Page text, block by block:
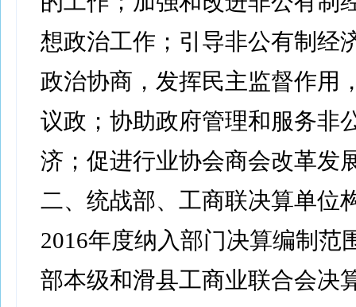
想政治工作；引导非公有制经
政治协商，发挥民主监督作用
议政；协助政府管理和服务非
济；促进行业协会商会改革发
二、统战部、工商联决算单位
2016年度纳入部门决算编制范
部本级和滑县工商业联合会决